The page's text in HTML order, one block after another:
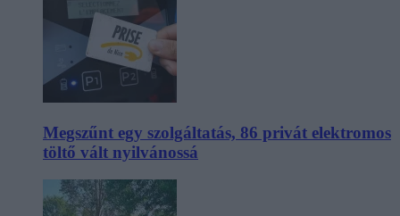
Megszűnt egy szolgáltatás, 86 privát elektromos
töltő vált nyilvánossá